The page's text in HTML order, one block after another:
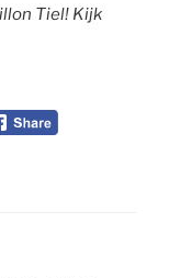
Tiel! Kijk